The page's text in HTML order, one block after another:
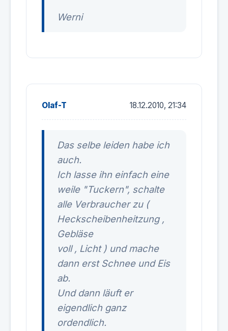
Werni
Olaf-T 18.12.2010, 21:34
Das selbe leiden habe ich
auch.
Ich lasse ihn einfach eine
weile "Tuckern", schalte
alle Verbraucher zu (
Heckscheibenheitzung ,
Gebläse
voll , Licht ) und mache
dann erst Schnee und Eis
ab.
Und dann läuft er
eigendlich ganz
ordendlich.